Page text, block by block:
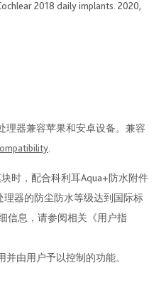
2018 daily implants. 2020,
理器兼容苹果和安卓设备。兼容
时，配合科利耳Aqua+防水附件
理器的防尘防水等级达到国际标
信息，请参阅相关《用户指
并由用户予以控制的功能。